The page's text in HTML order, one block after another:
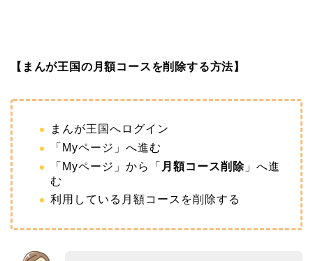
【まんが王国の月額コースを削除する方法】
まんが王国へログイン
「Myページ」へ進む
「Myページ」から「 月額コース削除 」へ進
む
利用している月額コースを削除する